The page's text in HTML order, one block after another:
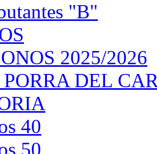
"B"
2025/2026
DEL
40
50